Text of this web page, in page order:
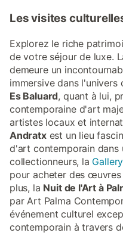
Les visites
Explorez le riche
de votre séjour de luxe.
demeure un
immersive dans
Es Baluard, quant à lui,
contemporaine d'art
artistes locaux et
Andratxest un lieu
d'art contemporain dans
collectionneurs, la
pour acheter des
plus, la Nuit de l'Art à
par Art Palma
événement culturel
contemporain à travers